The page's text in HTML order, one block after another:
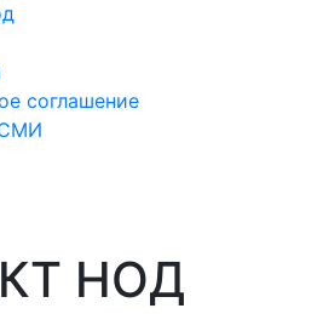
соглашение
СМИ
НОД